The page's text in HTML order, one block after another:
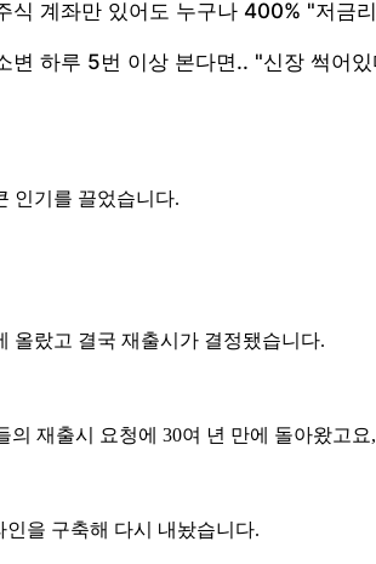
인기를 끌었습니다.
올랐고 결국 재출시가 결정됐습니다.
재출시 요청에 30여 년 만에 돌아왔고요,
을 구축해 다시 내놨습니다.